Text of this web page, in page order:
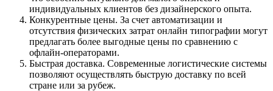
индивидуальных клиентов без дизайнерского опыта.
Конкурентные цены. За счет автоматизации и
отсутствия физических затрат онлайн типографии могут
предлагать более выгодные цены по сравнению с
офлайн-операторами.
Быстрая доставка. Современные логистические системы
позволяют осуществлять быструю доставку по всей
стране или за рубеж.